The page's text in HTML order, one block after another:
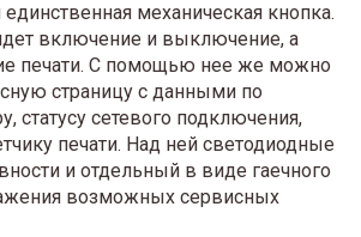
механическая кнопка.
включение и выключение, а
печати. С помощью нее же можно
страницу с данными по
статусу сетевого подключения,
печати. Над ней светодиодные
и отдельный в виде гаечного
возможных сервисных